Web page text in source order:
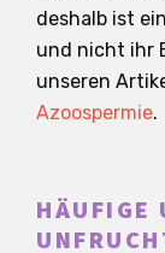
deshalb ist
und nicht ihr
unseren
Azoospermie.
HÄUFIGE